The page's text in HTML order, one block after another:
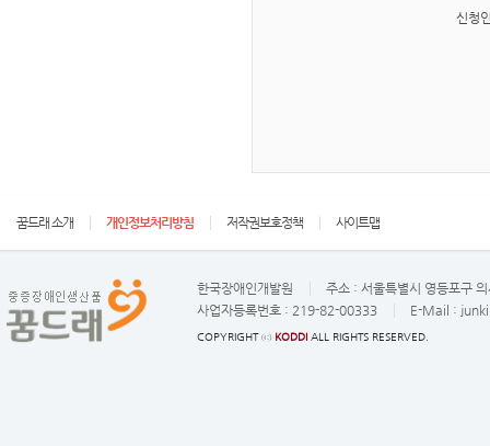
신청
꿈드래 소개 개인정보처리방침 저작권보호정책 사이트맵
한국장애인개발원 주소 : 서울특별시 영등포구
사업자등록번호 : 219-82-00333 E-Mail :
COPYRIGHT ⓒ KODDI ALL RIGHTS RESERVED.